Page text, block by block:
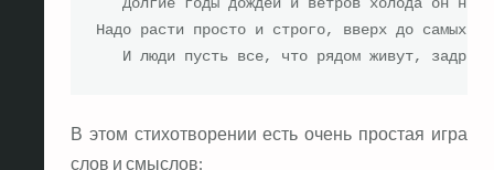
Надо расти просто и строго, вверх до самых
И люди пусть все, что рядом живут,
В этом стихотворении есть очень простая игра
слов и смыслов: